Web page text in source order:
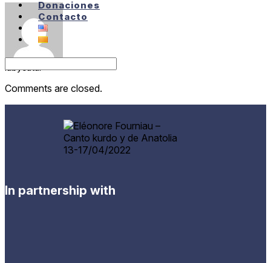
Donaciones
Contacto
labycatal
Comments are closed.
In partnership with